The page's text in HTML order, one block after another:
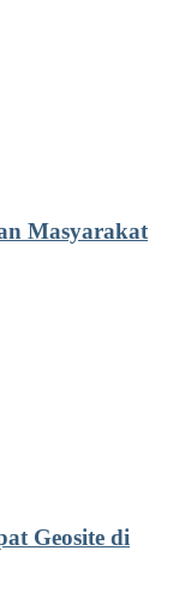
Masyarakat
Geosite di